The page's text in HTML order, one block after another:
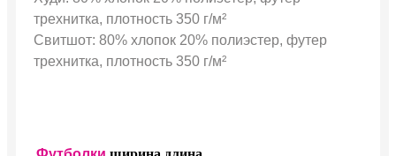
трехнитка, плотность 350 г/м²
Свитшот: 80% хлопок 20% полиэстер, футер
трехнитка, плотность 350 г/м²